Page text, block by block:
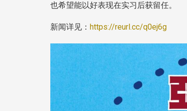
也希望能以好表现在实习后获留任。
新闻详见： https://reurl.cc/q0ej6g